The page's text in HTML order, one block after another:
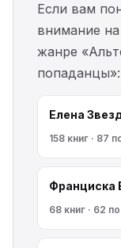
Если вам
внимание
жанре
попаданцы»:
Елена
158 книг · 87
Франциска
68 книг · 62